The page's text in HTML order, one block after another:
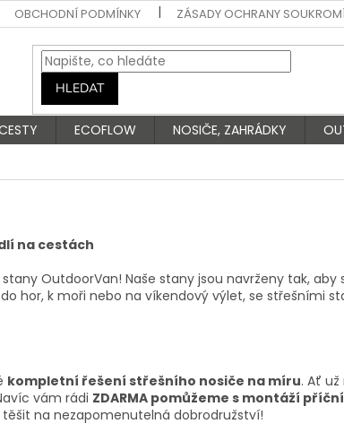
OBCHODNÍ PODMÍNKY ZÁSADY OCHRANY
HLEDAT
ECOFLOW NOSIČE, ZAHRÁDKY
na cestách
OutdoorVan! Naše stany jsou navrženy tak,
hor, k moři nebo na víkendový výlet, se střešními
kompletní řešení střešního nosiče na míru. Ať
vám rádi ZDARMA pomůžeme s montáží
na nezapomenutelná dobrodružství!